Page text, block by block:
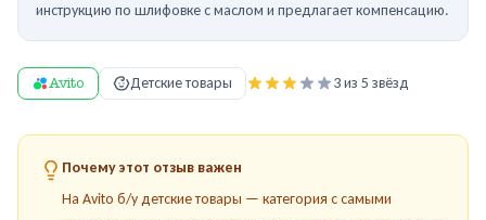
инструкцию по шлифовке с маслом и предлагает компенсацию.
Avito Детские товары 3из 5 звёзд
Почему этот отзыв важен
На Avito б/у детские товары — категория с самыми